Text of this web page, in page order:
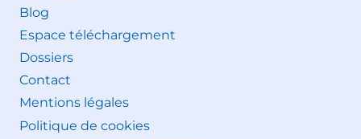
Blog
Espace téléchargement
Dossiers
Contact
Mentions légales
Politique de cookies